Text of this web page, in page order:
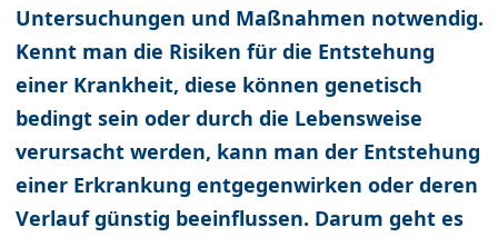
Untersuchungen und Maßnahmen notwendig.
Kennt man die Risiken für die Entstehung
einer Krankheit, diese können genetisch
bedingt sein oder durch die Lebensweise
verursacht werden, kann man der Entstehung
einer Erkrankung entgegenwirken oder deren
Verlauf günstig beeinflussen. Darum geht es